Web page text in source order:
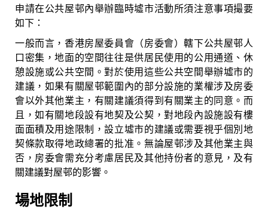
申請在公共屋邨內舉辦臨時墟市活動所須注意事項撮要
如下：
一般而言，香港房屋委員會（房委會）轄下公共屋邨人
口密集，地面的空間往往是供居民使用的公用通道、休
憩設施或公共空間。對於使用這些公共空間舉辦墟市的
建議，如果有關屋邨範圍內的部分設施的業權涉及房委
會以外其他業主，有關建議須得到有關業主的同意。而
且，如有關地段設有地契及公契，對地段內設施設有樓
面面積及用途限制，設立墟市的建議或需要視乎個別地
契條款取得地政總署的批准。無論屋邨涉及其他業主與
否，房委會需充分考慮居民及其他持份者的意見，及有
關建議對屋邨的影響。
場地限制